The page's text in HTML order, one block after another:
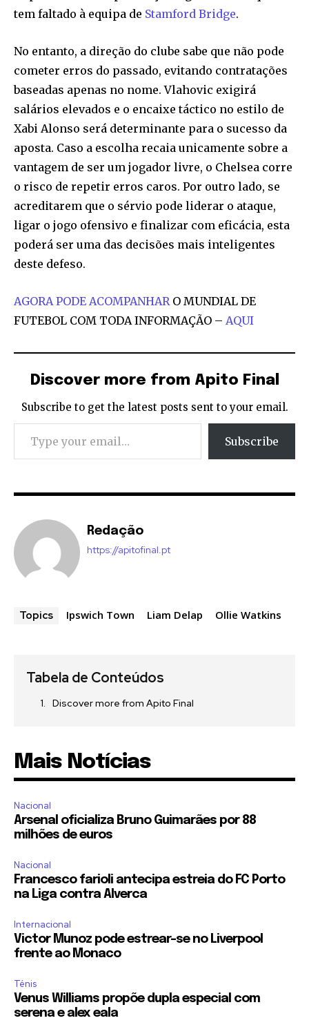
tem faltado à equipa de Stamford Bridge.
No entanto, a direção do clube sabe que não pode
cometer erros do passado, evitando contratações
baseadas apenas no nome. Vlahovic exigirá
salários elevados e o encaixe táctico no estilo de
Xabi Alonso será determinante para o sucesso da
aposta. Caso a escolha recaia unicamente sobre a
vantagem de ser um jogador livre, o Chelsea corre
o risco de repetir erros caros. Por outro lado, se
acreditarem que o sérvio pode liderar o ataque,
ligar o jogo ofensivo e finalizar com eficácia, esta
poderá ser uma das decisões mais inteligentes
deste defeso.
AGORA PODE ACOMPANHAR O MUNDIAL DE
FUTEBOL COM TODA INFORMAÇÃO – AQUI
Discover more from Apito Final
Subscribe to get the latest posts sent to your email.
Type your email…
Subscribe
Redação
https://apitofinal.pt
Topics Ipswich Town Liam Delap Ollie Watkins
Tabela de Conteúdos
Discover more from Apito Final
Mais Notícias
Nacional
Arsenal oficializa Bruno Guimarães por 88
milhões de euros
Nacional
Francesco farioli antecipa estreia do FC Porto
na Liga contra Alverca
Internacional
Victor Munoz pode estrear-se no Liverpool
frente ao Monaco
Ténis
Venus Williams propõe dupla especial com
serena e alex eala